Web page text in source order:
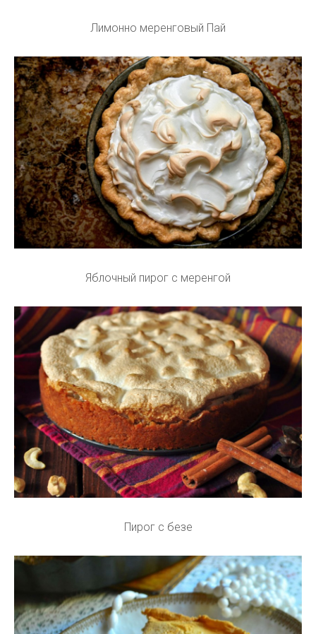
Лимонно меренговый Пай
Яблочный пирог с меренгой
Пирог с безе